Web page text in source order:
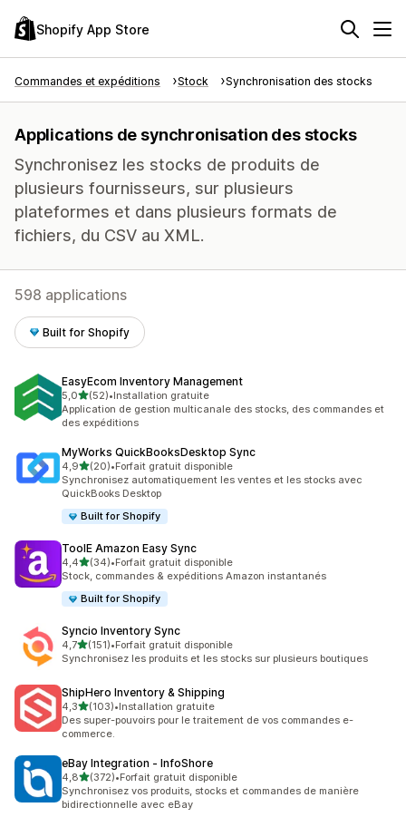
Shopify App Store
Commandes et expéditions Stock Synchronisation des stocks
Applications de synchronisation des stocks
Synchronisez les stocks de produits de
plusieurs fournisseurs, sur plusieurs
plateformes et dans plusieurs formats de
fichiers, du CSV au XML.
598 applications
Built for Shopify
EasyEcom Inventory Management
5,0étoile(s) sur 5
(52)
52 avis au total
•Installation gratuite
Application de gestion multicanale des stocks, des commandes et
des expéditions
MyWorks QuickBooksDesktop Sync
4,9étoile(s) sur 5
(20)
20 avis au total
•Forfait gratuit disponible
Synchronisez automatiquement les ventes et les stocks avec
QuickBooks Desktop
Built for Shopify
ToolE Amazon Easy Sync
4,4étoile(s) sur 5
(34)
34 avis au total
•Forfait gratuit disponible
Stock, commandes & expéditions Amazon instantanés
Built for Shopify
Syncio Inventory Sync
4,7étoile(s) sur 5
(151)
151 avis au total
•Forfait gratuit disponible
Synchronisez les produits et les stocks sur plusieurs boutiques
ShipHero Inventory & Shipping
4,3étoile(s) sur 5
(103)
103 avis au total
•Installation gratuite
Des super-pouvoirs pour le traitement de vos commandes e-
commerce.
eBay Integration ‑ InfoShore
4,8étoile(s) sur 5
(372)
372 avis au total
•Forfait gratuit disponible
Synchronisez vos produits, stocks et commandes de manière
bidirectionnelle avec eBay